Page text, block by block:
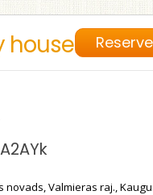
house Reserve
novads, Valmieras raj.,